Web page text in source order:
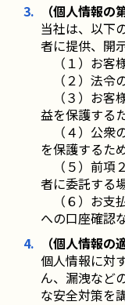
（個人情報の
当社は、以下
者に提供、開
（１）お客
（２）法令
（３）お客
益を保護する
（４）公衆
を保護するた
（５）前項
者に委託する
（６）お支
への口座確認
（個人情報の
個人情報に対
ん、漏洩など
な安全対策を